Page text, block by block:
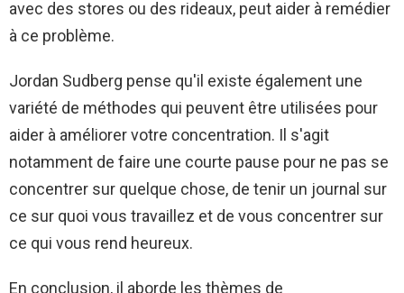
avec des stores ou des rideaux, peut aider à remédier
à ce problème.
Jordan Sudberg pense qu'il existe également une
variété de méthodes qui peuvent être utilisées pour
aider à améliorer votre concentration. Il s'agit
notamment de faire une courte pause pour ne pas se
concentrer sur quelque chose, de tenir un journal sur
ce sur quoi vous travaillez et de vous concentrer sur
ce qui vous rend heureux.
En conclusion, il aborde les thèmes de